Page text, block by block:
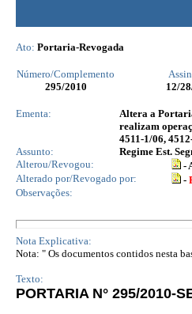
Ato: Portaria-Revogada
Número/Complemento
295/2010 12/
Ementa:
Altera a
realizam
4511-1/06,
Assunto:
Regime Est.
Alterou/Revogou:
-
Alterado por/Revogado por:
-
Observações:
Nota Explicativa:
Nota: " Os documentos contidos nesta
Texto:
PORTARIA N° 295/2010-